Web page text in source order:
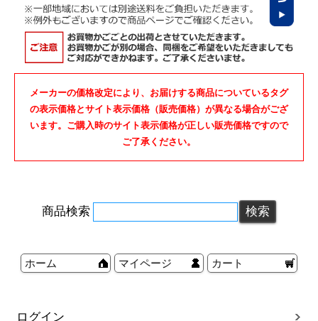
メーカーの価格改定により、お届けする商品についているタグ
の表示価格とサイト表示価格（販売価格）が異なる場合がござ
います。ご購入時のサイト表示価格が正しい販売価格ですので
ご了承ください。
商品検索
ホーム マイページ カート
ログイン